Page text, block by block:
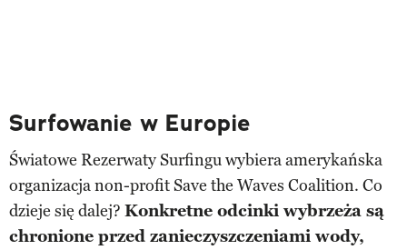
Surfowanie w Europie
Światowe Rezerwaty Surfingu wybiera amerykańska
organizacja non-profit Save the Waves Coalition. Co
dzieje się dalej? Konkretne odcinki wybrzeża są
chronione przed zanieczyszczeniami wody,